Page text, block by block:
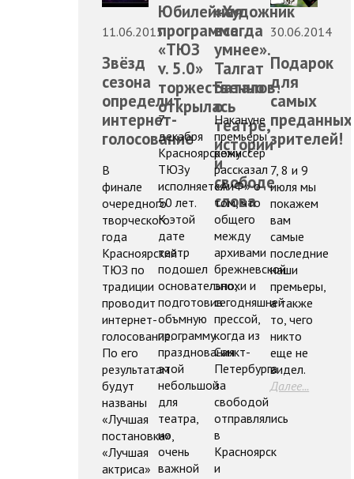
11.06.2015
Звёзд
сезона
определит
интернет-
голосование
В
финале
очередного
творческого
года
Красноярский
ТЮЗ по
традиции
проводит
интернет-
голосование.
По его
результатам
будут
названы
«Лучшая
постановка»,
«Лучшая
актриса»
Юбилейная
программа
«ТЮЗ
v. 5.0»
торжественно
открылась
7
декабря
Красноярскому
ТЮЗу
исполняется
50 лет.
К этой
дате
театр
подошел
основательно,
подготовив
объмную
программу
празднования
этой
небольшой
для
театра,
но
очень
важной
«Художник
всегда
умнее».
Талгат
Баталов:
о
театре,
истории
и
свободе
слова
Накануне
премьеры
режиссёр
рассказал
«АиФ» о
том, что
общего
между
архивами
брежневской
эпохи и
сегодняшней
прессой,
когда из
Санкт-
Петербурга
за
свободой
отправлялись
в
Красноярск
и
30.06.2014
Подарок
для
самых
преданных
зрителей!
7, 8 и 9
июля мы
покажем
вам
самые
последние
наши
премьеры,
а также
то, чего
никто
еще не
видел.
Далее...